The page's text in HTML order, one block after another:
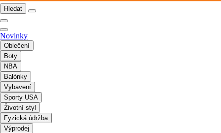
Hledat
Novinky
Oblečení
Boty
NBA
Balónky
Vybavení
Sporty USA
Životní styl
Fyzická údržba
Výprodej